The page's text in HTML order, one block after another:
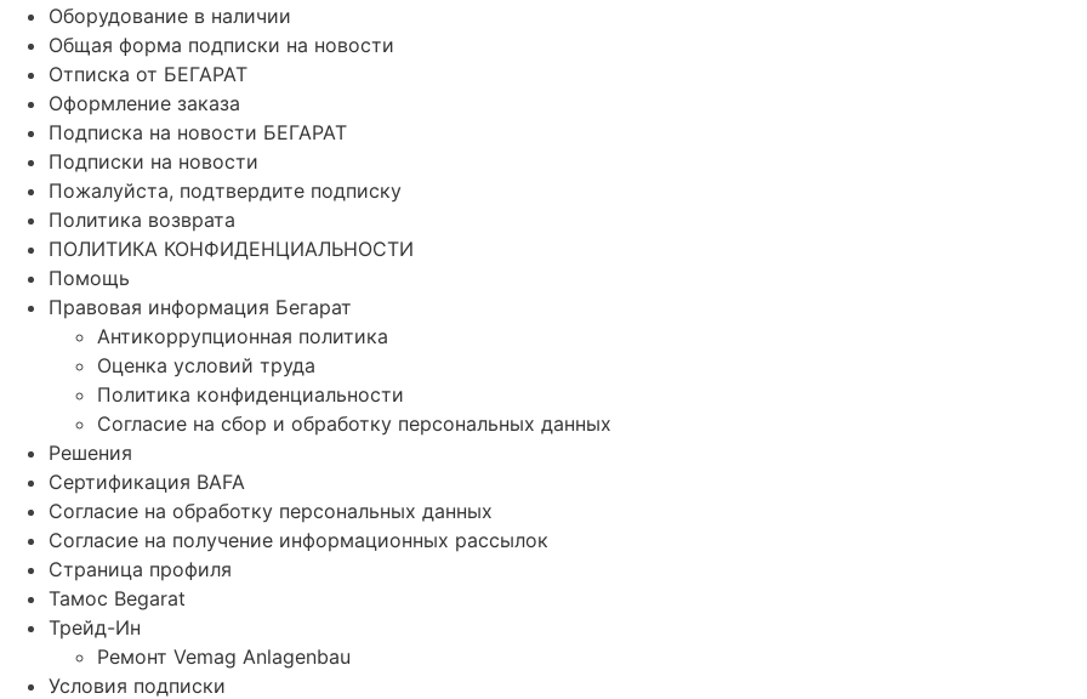
Оборудование в наличии
Общая форма подписки на новости
Отписка от БЕГАРАТ
Оформление заказа
Подписка на новости БЕГАРАТ
Подписки на новости
Пожалуйста, подтвердите подписку
Политика возврата
ПОЛИТИКА КОНФИДЕНЦИАЛЬНОСТИ
Помощь
Правовая информация Бегарат
Антикоррупционная политика
Оценка условий труда
Политика конфиденциальности
Согласие на сбор и обработку персональных данных
Решения
Сертификация BAFA
Согласие на обработку персональных данных
Согласие на получение информационных рассылок
Страница профиля
Тамос Begarat
Трейд-Ин
Ремонт Vemag Anlagenbau
Условия подписки